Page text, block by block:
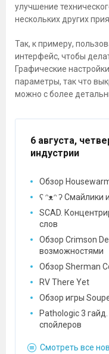
улучшение
нескольких других
Так, к примеру,
интерфейс, чтобы
Графические
параметры, так что
можно с более
6 августа,
индустрии
Обзор
ʕ ᵔᴥᵔ ʔ Смайлики
SCAD.
слов
Обзор Crimson
возможностями
Обзор Sherman
RV There Yet
Обзор игры
Pathologic 3
спойлеров
Смотреть все